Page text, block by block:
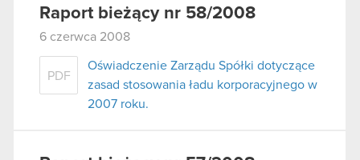
Raport bieżący nr 58/2008
6 czerwca 2008
PDF
Oświadczenie Zarządu Spółki dotyczące
zasad stosowania ładu korporacyjnego w
2007 roku.